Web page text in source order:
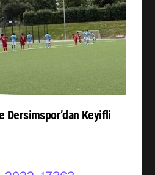
Dersimspor’dan Keyifli